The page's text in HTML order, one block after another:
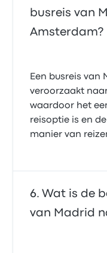
busreis van
Amsterdam?
Een busreis van
veroorzaakt
waardoor het
reisoptie is en
manier van
Wat is de
van Madrid